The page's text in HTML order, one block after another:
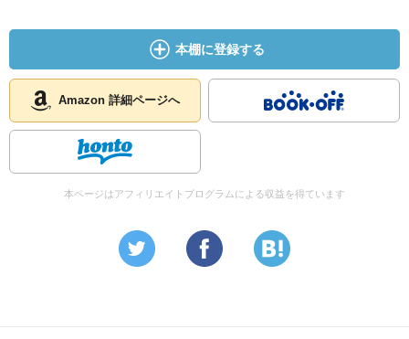
本棚に登録する
Amazon 詳細ページへ
本ページはアフィリエイトプログラムによる収益を得ています